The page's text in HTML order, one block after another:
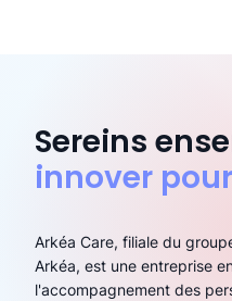
Sereins
innover
Arkéa Care, filiale du
Arkéa, est une entreprise
l'accompagnement des